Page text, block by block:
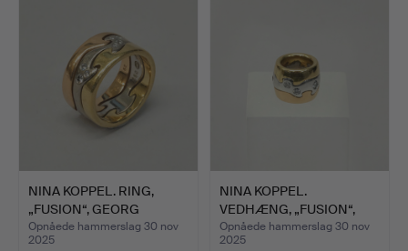
NINA KOPPEL. RING,
„FUSION“, GEORG
JENSEN.
Opnåede hammerslag 30 nov
2025
NINA KOPPEL.
VEDHÆNG, „FUSION“,
GEORG JENS…
Opnåede hammerslag 30 nov
2025